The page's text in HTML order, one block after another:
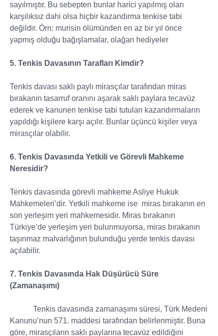
sayılmıştır. Bu sebepten bunlar harici yapılmış olan
karşılıksız dahi olsa hiçbir kazandırma tenkise tabi
değildir. Örn: murisin ölümünden en az bir yıl önce
yapmış olduğu bağışlamalar, olağan hediyeler
5. Tenkis Davasının Tarafları Kimdir?
Tenkis davası saklı paylı mirasçılar tarafından miras
bırakanın tasarruf oranını aşarak saklı paylara tecavüz
ederek ve kanunen tenkise tabi tutulan kazandırmaların
yapıldığı kişilere karşı açılır. Bunlar üçüncü kişiler veya
mirasçılar olabilir.
6. Tenkis Davasında Yetkili ve Görevli Mahkeme
Neresidir?
Tenkis davasında görevli mahkeme Asliye Hukuk
Mahkemeleri’dir. Yetkili mahkeme ise miras bırakanın en
son yerleşim yeri mahkemesidir. Miras bırakanın
Türkiye’de yerleşim yeri bulunmuyorsa, miras bırakanın
taşınmaz malvarlığının bulunduğu yerde tenkis davası
açılabilir.
7. Tenkis Davasında Hak Düşürücü Süre
(Zamanaşımı)
Tenkis davasında zamanaşımı süresi, Türk Medeni
Kanunu’nun 571. maddesi tarafından belirlenmiştir. Buna
göre, mirasçıların saklı paylarına tecavüz edildiğini